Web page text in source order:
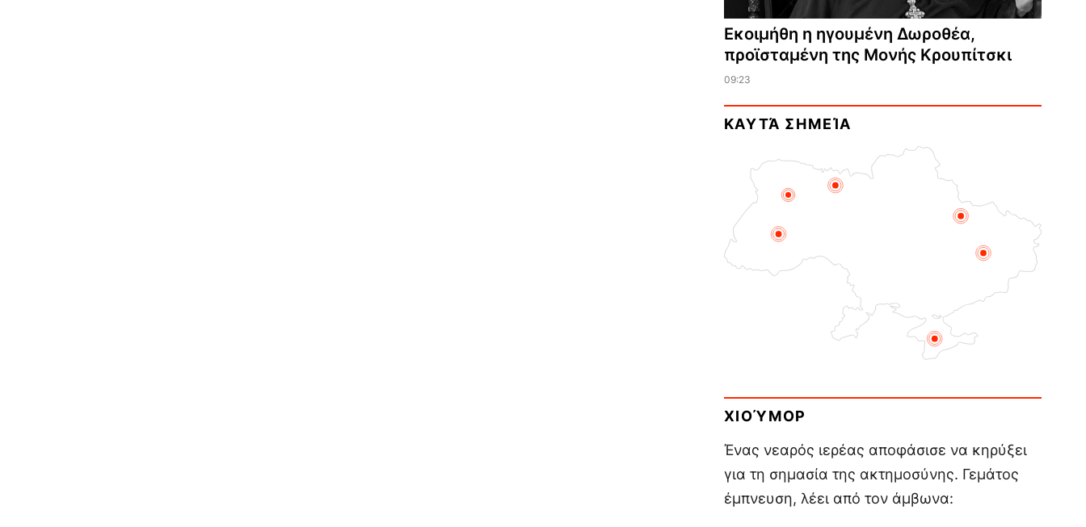
Εκοιμήθη η ηγουμένη Δωροθέα,
προϊσταμένη της Μονής Κρουπίτσκι
09:23
ΚΑΥΤΆ ΣΗΜΕΊΑ
ΧΙΟΎΜΟΡ
Ένας νεαρός ιερέας αποφάσισε να κηρύξει
για τη σημασία της ακτημοσύνης. Γεμάτος
έμπνευση, λέει από τον άμβωνα: